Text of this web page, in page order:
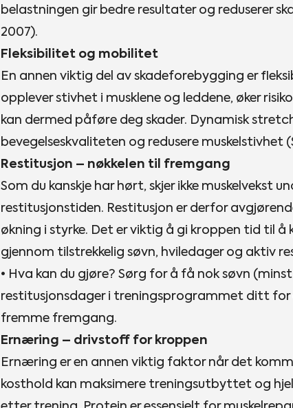
belastningen gir bedre resultater og reduserer
2007).
Fleksibilitet og mobilitet
En annen viktig del av skadeforebygging er
opplever stivhet i musklene og leddene, øker
kan dermed påføre deg skader. Dynamisk
bevegelseskvaliteten og redusere muskelstivhet
Restitusjon – nøkkelen til fremgang
Som du kanskje har hørt, skjer ikke muskelvekst
restitusjonstiden. Restitusjon er derfor
økning i styrke. Det er viktig å gi kroppen tid til å
gjennom tilstrekkelig søvn, hviledager og aktiv
• Hva kan du gjøre? Sørg for å få nok søvn
restitusjonsdager i treningsprogrammet ditt
fremme fremgang.
Ernæring – drivstoff for kroppen
Ernæring er en annen viktig faktor når det
kosthold kan maksimere treningsutbyttet og